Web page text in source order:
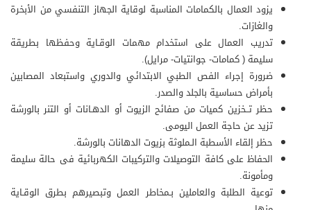
يزود العمال بالكمامات المناسبة لوقاية الجهاز التنفسي من الأبخرة
والغازات.
تدريب العمال على استخدام مهمات الوقـاية وحفظها بطريقة
سليمة ( كمامات- جوانتيات- مرايل).
ضرورة إجراء الفص الطبي الابتدائي والدوري واستبعاد المصابين
بأمراض حساسية بالجلد والصدر.
حظر تــخزين كميات من صفائح الزيوت أو الدهـانات أو التنر بالورشة
تزيد عن حاجة العمل اليومى.
حظر إلقاء الأسطبة الـملوثة بزيوت الدهانات بالورشة.
الحفاظ على كافة التوصيلات والتركيبات الكهربائية فى حالة سليمة
ومأمونة.
توعية الطلبة والعاملين بـمخاطر العمل وتبصيرهم بطرق الوقـاية